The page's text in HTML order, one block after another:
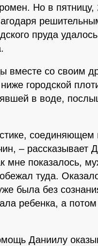
Но в пятницу,
пруда
вместе со своим
городской
в воде,
– рассказывает
мне показалось,
туда.
была без
ребенка, а
Даниилу